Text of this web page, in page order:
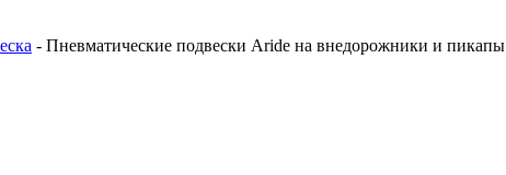
- Пневматические подвески Aride на внедорожники и пикапы